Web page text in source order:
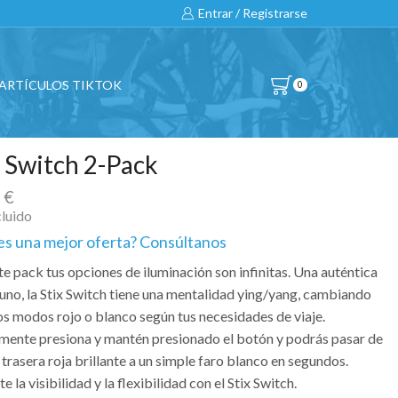
Entrar / Registrarse
TIKTOK 0
2-Pack
€
una mejor oferta? Consúltanos
pack tus opciones de iluminación son infinitas. Una auténtica
la Stix Switch tiene una mentalidad ying/yang, cambiando
modos rojo o blanco según tus necesidades de viaje.
presiona y mantén presionado el botón y podrás pasar de
trasera roja brillante a un simple faro blanco en segundos.
la visibilidad y la flexibilidad con el Stix Switch.